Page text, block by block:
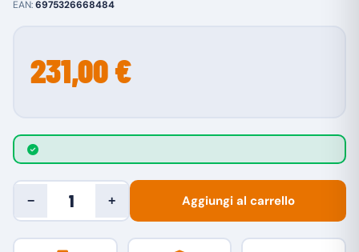
EAN:6975326668484
231,00 €
− + Aggiungi al carrello